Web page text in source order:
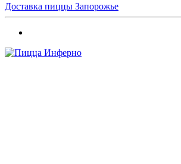
Доставка пиццы Запорожье